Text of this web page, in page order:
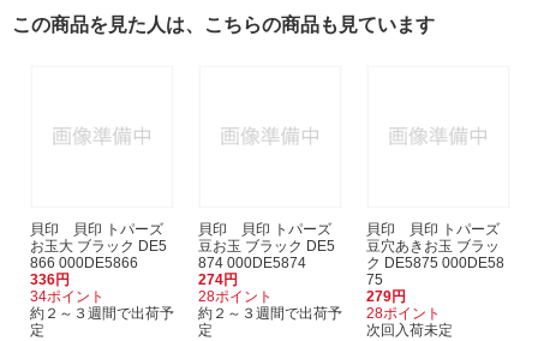
この商品を見た人は、こちらの商品も見ています
貝印 貝印 トパーズ
お玉大 ブラック DE5
866 000DE5866
336円
34ポイント
約２～３週間で出荷予
定
貝印 貝印 トパーズ
豆お玉 ブラック DE5
874 000DE5874
274円
28ポイント
約２～３週間で出荷予
定
貝印 貝印 トパーズ
豆穴あきお玉 ブラッ
ク DE5875 000DE58
75
279円
28ポイント
次回入荷未定